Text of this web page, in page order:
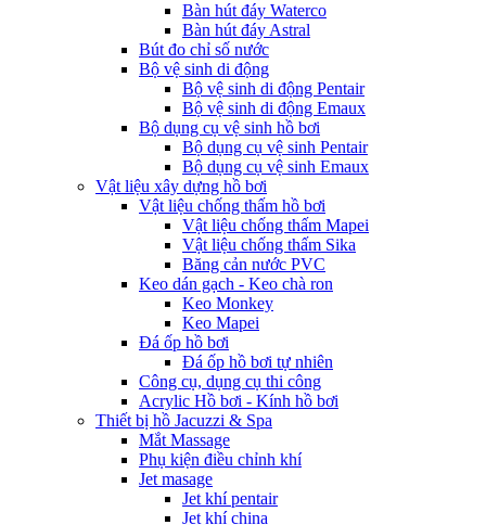
Bàn hút đáy Waterco
Bàn hút đáy Astral
Bút đo chỉ số nước
Bộ vệ sinh di động
Bộ vệ sinh di động Pentair
Bộ vệ sinh di động Emaux
Bộ dụng cụ vệ sinh hồ bơi
Bộ dụng cụ vệ sinh Pentair
Bộ dụng cụ vệ sinh Emaux
Vật liệu xây dựng hồ bơi
Vật liệu chống thấm hồ bơi
Vật liệu chống thấm Mapei
Vật liệu chống thấm Sika
Băng cản nước PVC
Keo dán gạch - Keo chà ron
Keo Monkey
Keo Mapei
Đá ốp hồ bơi
Đá ốp hồ bơi tự nhiên
Công cụ, dụng cụ thi công
Acrylic Hồ bơi - Kính hồ bơi
Thiết bị hồ Jacuzzi & Spa
Mắt Massage
Phụ kiện điều chỉnh khí
Jet masage
Jet khí pentair
Jet khí china